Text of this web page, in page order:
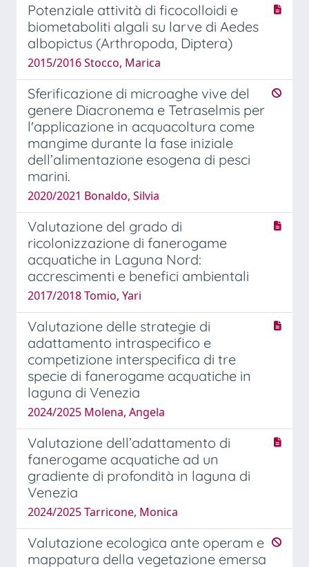
Potenziale attività di ficocolloidi e
biometaboliti algali su larve di Aedes
albopictus (Arthropoda, Diptera)
2015/2016 Stocco, Marica
Sferificazione di microaghe vive del
genere Diacronema e Tetraselmis per
l'applicazione in acquacoltura come
mangime durante la fase iniziale
dell’alimentazione esogena di pesci
marini.
2020/2021 Bonaldo, Silvia
Valutazione del grado di
ricolonizzazione di fanerogame
acquatiche in Laguna Nord:
accrescimenti e benefici ambientali
2017/2018 Tomio, Yari
Valutazione delle strategie di
adattamento intraspecifico e
competizione interspecifica di tre
specie di fanerogame acquatiche in
laguna di Venezia
2024/2025 Molena, Angela
Valutazione dell’adattamento di
fanerogame acquatiche ad un
gradiente di profondità in laguna di
Venezia
2024/2025 Tarricone, Monica
Valutazione ecologica ante operam e
mappatura della vegetazione emersa